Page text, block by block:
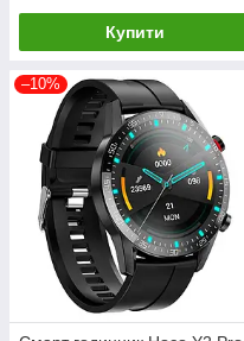
Купити
–10%